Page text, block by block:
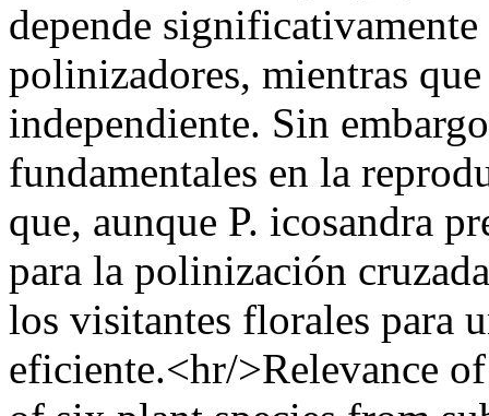
depende
polinizadores, mientras
independiente. Sin
fundamentales en la
que, aunque P. icosandra
para la polinización
los visitantes florales para
eficiente.<hr/>Relevance